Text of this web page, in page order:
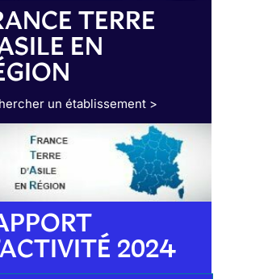
TERRE
EN
un établissement >
2024